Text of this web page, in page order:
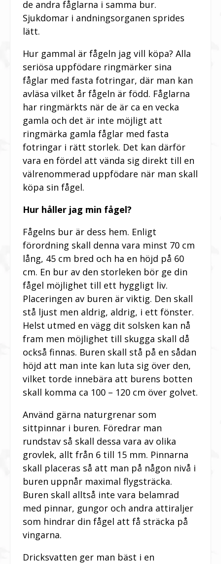
de andra fåglarna i samma bur.
Sjukdomar i andningsorganen sprides
lätt.
Hur gammal är fågeln jag vill köpa? Alla
seriösa uppfödare ringmärker sina
fåglar med fasta fotringar, där man kan
avläsa vilket år fågeln är född. Fåglarna
har ringmärkts när de är ca en vecka
gamla och det är inte möjligt att
ringmärka gamla fåglar med fasta
fotringar i rätt storlek. Det kan därför
vara en fördel att vända sig direkt till en
välrenommerad uppfödare när man skall
köpa sin fågel.
Hur håller jag min fågel?
Fågelns bur är dess hem. Enligt
förordning skall denna vara minst 70 cm
lång, 45 cm bred och ha en höjd på 60
cm. En bur av den storleken bör ge din
fågel möjlighet till ett hyggligt liv.
Placeringen av buren är viktig. Den skall
stå ljust men aldrig, aldrig, i ett fönster.
Helst utmed en vägg dit solsken kan nå
fram men möjlighet till skugga skall då
också finnas. Buren skall stå på en sådan
höjd att man inte kan luta sig över den,
vilket torde innebära att burens botten
skall komma ca 100 – 120 cm över golvet.
Använd gärna naturgrenar som
sittpinnar i buren. Föredrar man
rundstav så skall dessa vara av olika
grovlek, allt från 6 till 15 mm. Pinnarna
skall placeras så att man på någon nivå i
buren uppnår maximal flygsträcka.
Buren skall alltså inte vara belamrad
med pinnar, gungor och andra attiraljer
som hindrar din fågel att få sträcka på
vingarna.
Dricksvatten ger man bäst i en